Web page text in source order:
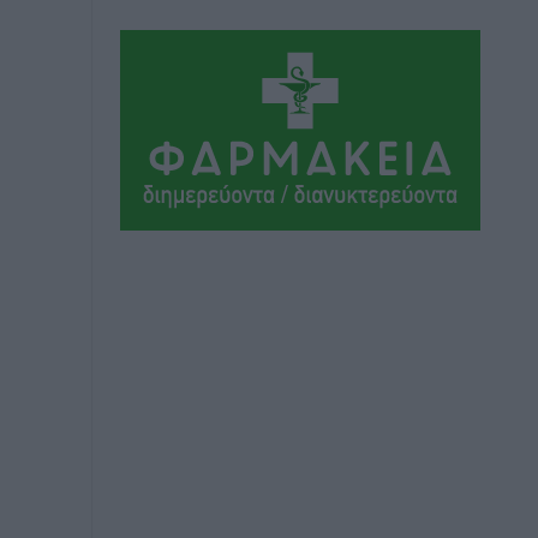
Στο νοσοκομείο της Ρόδου αύριο ο
Άδωνις Γεωργιάδης
Τοπικές Ειδήσεις• πριν 4 ώρες
Φώτης Γιαννακός στον RV: Με
αυξημένες πληρότητες η Λέρος, στόχος